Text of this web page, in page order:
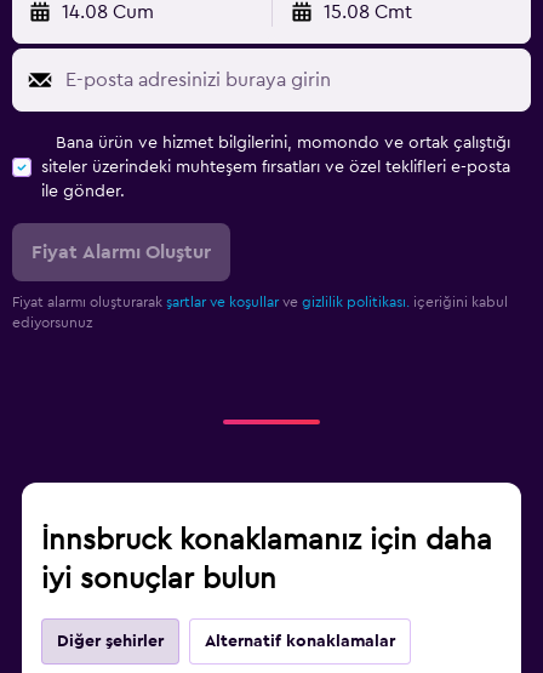
14.08 Cum 15.08 Cmt
Bana ürün ve hizmet bilgilerini, momondo ve ortak çalıştığı
siteler üzerindeki muhteşem fırsatları ve özel teklifleri e-posta
ile gönder.
Fiyat Alarmı Oluştur
Fiyat alarmı oluşturarak şartlar ve koşullar ve gizlilik politikası.
içeriğini kabul
ediyorsunuz
İnnsbruck konaklamanız için daha
iyi sonuçlar bulun
Diğer şehirler Alternatif konaklamalar